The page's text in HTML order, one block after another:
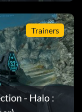
Trainers
- Halo :